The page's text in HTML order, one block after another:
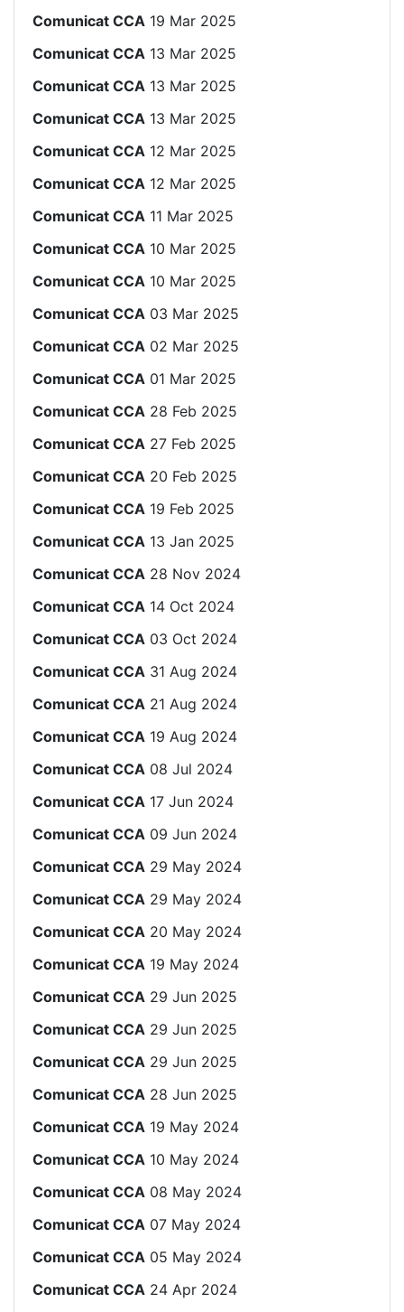
Comunicat CCA 19 Mar 2025
Comunicat CCA 13 Mar 2025
Comunicat CCA 13 Mar 2025
Comunicat CCA 13 Mar 2025
Comunicat CCA 12 Mar 2025
Comunicat CCA 12 Mar 2025
Comunicat CCA 11 Mar 2025
Comunicat CCA 10 Mar 2025
Comunicat CCA 10 Mar 2025
Comunicat CCA 03 Mar 2025
Comunicat CCA 02 Mar 2025
Comunicat CCA 01 Mar 2025
Comunicat CCA 28 Feb 2025
Comunicat CCA 27 Feb 2025
Comunicat CCA 20 Feb 2025
Comunicat CCA 19 Feb 2025
Comunicat CCA 13 Jan 2025
Comunicat CCA 28 Nov 2024
Comunicat CCA 14 Oct 2024
Comunicat CCA 03 Oct 2024
Comunicat CCA 31 Aug 2024
Comunicat CCA 21 Aug 2024
Comunicat CCA 19 Aug 2024
Comunicat CCA 08 Jul 2024
Comunicat CCA 17 Jun 2024
Comunicat CCA 09 Jun 2024
Comunicat CCA 29 May 2024
Comunicat CCA 29 May 2024
Comunicat CCA 20 May 2024
Comunicat CCA 19 May 2024
Comunicat CCA 29 Jun 2025
Comunicat CCA 29 Jun 2025
Comunicat CCA 29 Jun 2025
Comunicat CCA 28 Jun 2025
Comunicat CCA 19 May 2024
Comunicat CCA 10 May 2024
Comunicat CCA 08 May 2024
Comunicat CCA 07 May 2024
Comunicat CCA 05 May 2024
Comunicat CCA 24 Apr 2024